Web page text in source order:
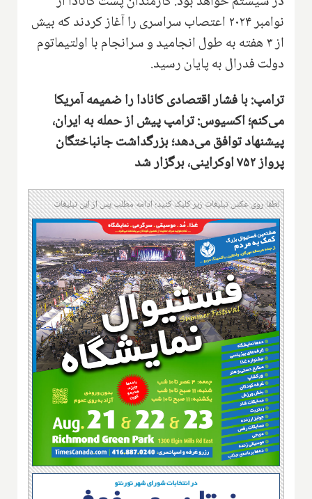
نوامبر ۲۰۲۴ اعتصاب سراسری را آغاز کردند که بیش
از ۳ هفته به طول انجامید و سرانجام با اولتیماتوم
دولت فدرال به پایان رسید.
ترامپ: با فشار اقتصادی کانادا را ضمیمه آمریکا
می‌کنم؛ اکسیوس: ترامپ پیش از حمله به ایران،
پیشنهاد توافق می‌دهد؛ بزرگداشت جانباختگان
پرواز ۷۵۲ اوکراینی، برگزار شد
لطفا روی عکس تبلیغات زیر کلیک کنید؛ ادامه مطلب پس از این تبلیغات